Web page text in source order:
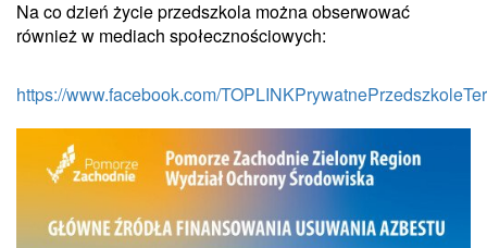
Na co dzień życie przedszkola można obserwować
również w mediach społecznościowych:
https://www.facebook.com/